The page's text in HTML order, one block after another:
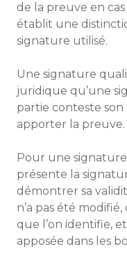
de la preuve en
établit une
signature utilisé.
Une signature
juridique qu’une
partie conteste son
apporter la preuve.
Pour une signature
présente la
démontrer sa
n’a pas été
que l’on identifie,
apposée dans les